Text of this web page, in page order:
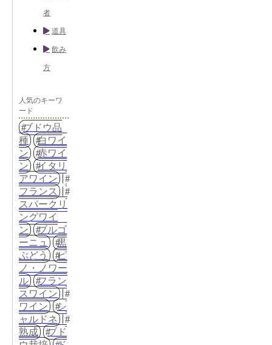
者
道具
飲み
方
人気のキーワ
ード
ブドウ品
種
白ワイ
ン
赤ワイ
ン
イタリ
アワイン
フランス
スパークリ
ングワイ
ン
ブルゴ
ーニュ
黒
ぶどう
ピ
ノ・ノワー
ル
フラン
スワイン
ワイン
シ
ャルドネ
熟成
ブド